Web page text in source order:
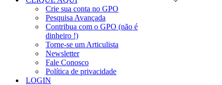
Crie sua conta no GPO
Pesquisa Avançada
Contribua com o GPO (não é
dinheiro !)
Torne-se um Articulista
Newsletter
Fale Conosco
Política de privacidade
LOGIN